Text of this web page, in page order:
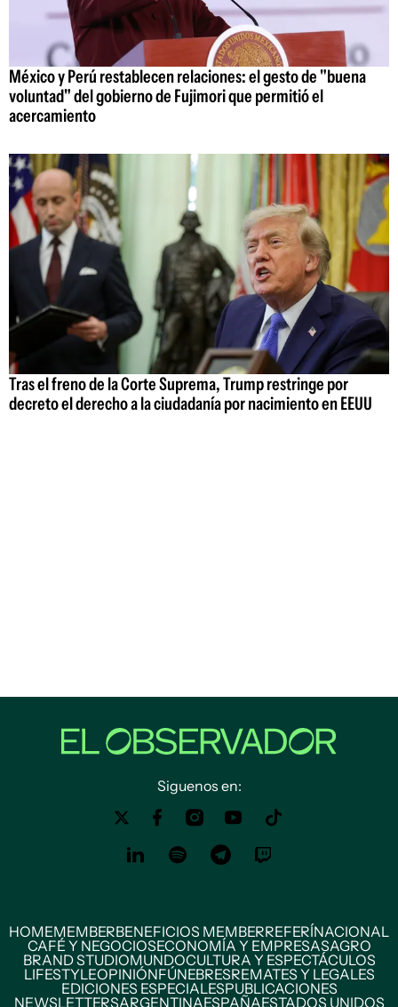
México y Perú restablecen relaciones: el gesto de "buena
voluntad" del gobierno de Fujimori que permitió el
acercamiento
Tras el freno de la Corte Suprema, Trump restringe por
decreto el derecho a la ciudadanía por nacimiento en EEUU
Siguenos en:
HOMEMEMBERBENEFICIOS MEMBERREFERÍNACIONAL
CAFÉ Y NEGOCIOSECONOMÍA Y EMPRESASAGRO
BRAND STUDIOMUNDOCULTURA Y ESPECTÁCULOS
LIFESTYLEOPINIÓNFÚNEBRESREMATES Y LEGALES
EDICIONES ESPECIALESPUBLICACIONES
NEWSLETTERSARGENTINAESPAÑAESTADOS UNIDOS